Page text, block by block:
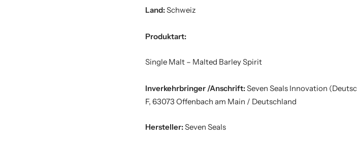
Land:Schweiz
Produktart:
Single Malt – Malted Barley Spirit
Inverkehrbringer /Anschrift:Seven Seals Innovation
F, 63073 Offenbach am Main / Deutschland
Hersteller:Seven Seals